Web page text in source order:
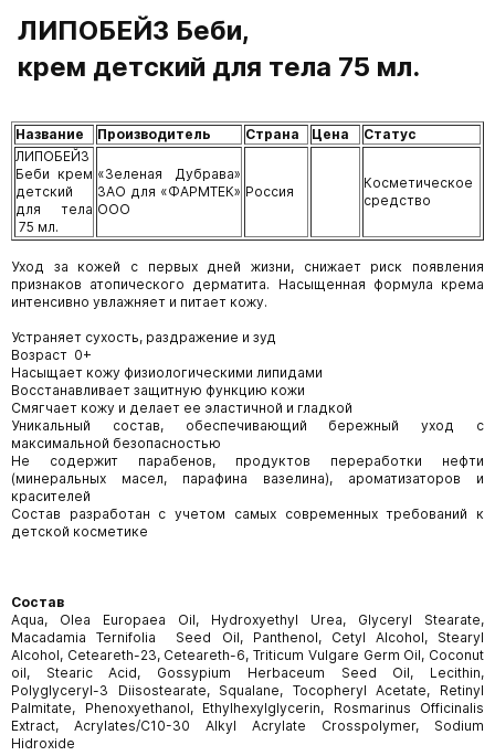
ЛИПОБЕЙЗ Беби,
крем детский для тела 75 мл.
Название Производитель Страна Цена
Статус
ЛИПОБЕЙЗ
Беби крем
детский
для тела
75 мл.
«Зеленая Дубрава»
ЗАО для «ФАРМТЕК»
ООО
Россия
Косметическое
средство
Уход за кожей с первых дней жизни, снижает риск появления
признаков атопического дерматита. Насыщенная формула крема
интенсивно увлажняет и питает кожу.
Устраняет сухость, раздражение и зуд
Возраст 0+
Насыщает кожу физиологическими липидами
Восстанавливает защитную функцию кожи
Смягчает кожу и делает ее эластичной и гладкой
Уникальный состав, обеспечивающий бережный уход с
максимальной безопасностью
Не содержит парабенов, продуктов переработки нефти
(минеральных масел, парафина вазелина), ароматизаторов и
красителей
Состав разработан с учетом самых современных требований к
детской косметике
Состав
Aqua, Olea Europaea Oil, Hydroxyethyl Urea, Glyceryl Stearate,
Macadamia Ternifolia Seed Oil, Panthenol, Cetyl Alcohol, Stearyl
Alcohol, Ceteareth-23, Ceteareth-6, Triticum Vulgare Germ Oil, Coconut
oil, Stearic Acid, Gossypium Herbaceum Seed Oil, Lecithin,
Polyglyceryl-3 Diisostearate, Squalane, Tocopheryl Acetate, Retinyl
Palmitate, Phenoxyethanol, Ethylhexylglycerin, Rosmarinus Officinalis
Extract, Acrylates/C10-30 Alkyl Acrylate Crosspolymer, Sodium
Hidroxide